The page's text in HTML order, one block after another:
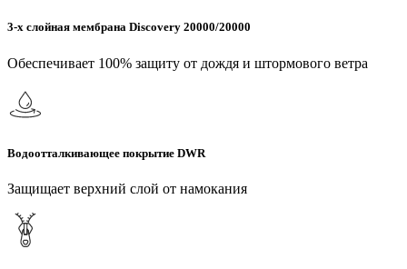
3-х слойная мембрана Discovery 20000/20000
Обеспечивает 100% защиту от дождя и штормового ветра
Водоотталкивающее покрытие DWR
Защищает верхний слой от намокания